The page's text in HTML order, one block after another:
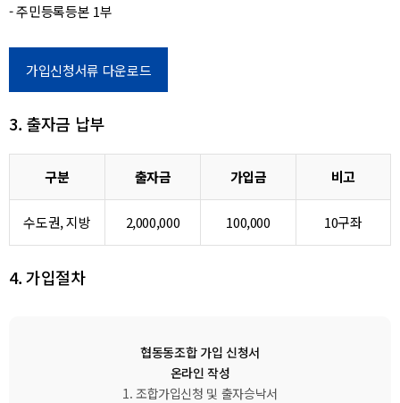
- 주민등록등본 1부
가입신청서류 다운로드
3. 출자금 납부
구분 출자금 가입금 비고
수도권, 지방 2,000,000 100,000 10구좌
4. 가입절차
협동동조합 가입 신청서
온라인 작성
1. 조합가입신청 및 출자승낙서